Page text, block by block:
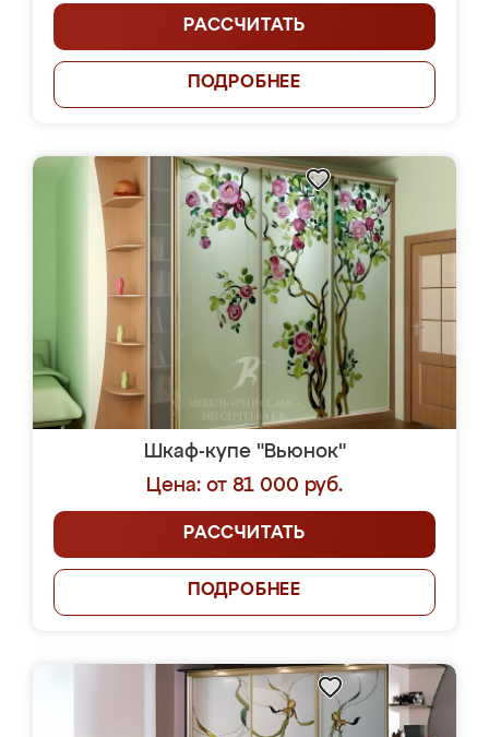
РАССЧИТАТЬ
ПОДРОБНЕЕ
Шкаф-купе "Вьюнок"
Цена: от 81 000 руб.
РАССЧИТАТЬ
ПОДРОБНЕЕ